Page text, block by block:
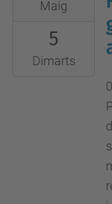
2015-
05T13:30:00+02:00
Maig
5
Dimarts